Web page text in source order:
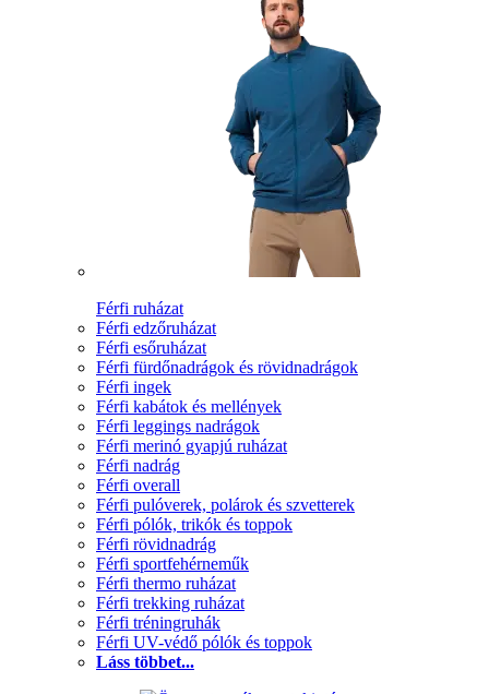
Férfi ruházat
Férfi edzőruházat
Férfi esőruházat
Férfi fürdőnadrágok és rövidnadrágok
Férfi ingek
Férfi kabátok és mellények
Férfi leggings nadrágok
Férfi merinó gyapjú ruházat
Férfi nadrág
Férfi overall
Férfi pulóverek, polárok és szvetterek
Férfi pólók, trikók és toppok
Férfi rövidnadrág
Férfi sportfehérneműk
Férfi thermo ruházat
Férfi trekking ruházat
Férfi tréningruhák
Férfi UV-védő pólók és toppok
Láss többet...